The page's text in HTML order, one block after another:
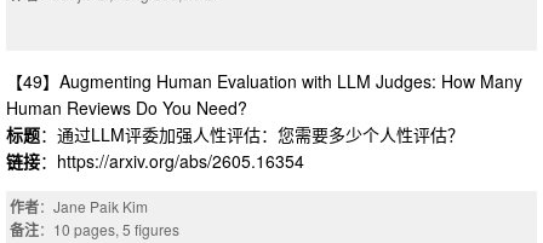
【49】Augmenting Human Evaluation with LLM Judges: How Many
Human Reviews Do You Need?
标题：通过LLM评委加强人性评估：您需要多少个人性评估？
链接：https://arxiv.org/abs/2605.16354
作者：Jane Paik Kim
备注：10 pages, 5 figures